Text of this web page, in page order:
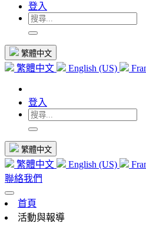
登入
繁體中文
繁體中文 English (US)
登入
繁體中文
繁體中文 English (US)
聯絡我們
首頁
活動與報導